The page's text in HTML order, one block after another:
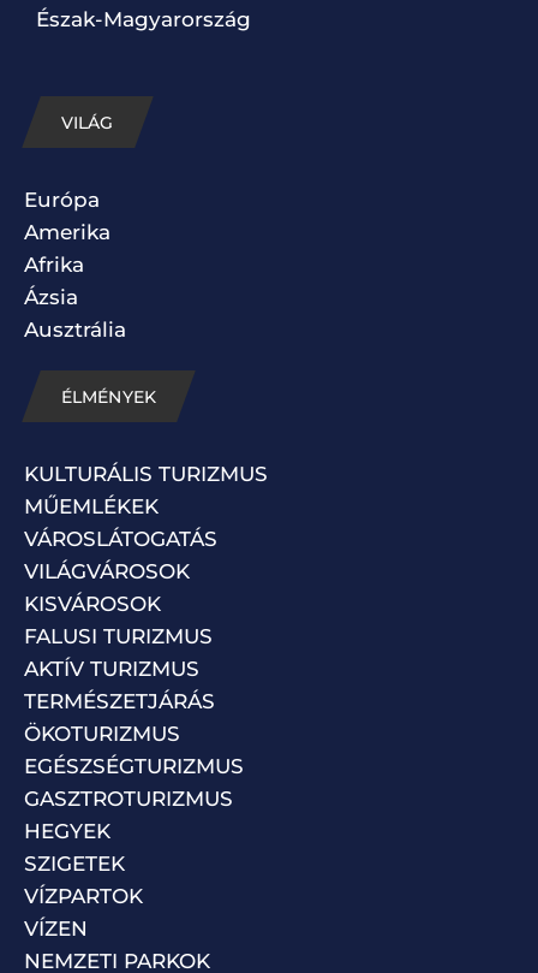
Észak-Magyarország
VILÁG
Európa
Amerika
Afrika
Ázsia
Ausztrália
ÉLMÉNYEK
KULTURÁLIS TURIZMUS
MŰEMLÉKEK
VÁROSLÁTOGATÁS
VILÁGVÁROSOK
KISVÁROSOK
FALUSI TURIZMUS
AKTÍV TURIZMUS
TERMÉSZETJÁRÁS
ÖKOTURIZMUS
EGÉSZSÉGTURIZMUS
GASZTROTURIZMUS
HEGYEK
SZIGETEK
VÍZPARTOK
VÍZEN
NEMZETI PARKOK